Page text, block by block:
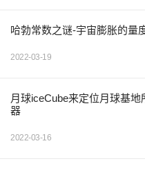
哈勃常数之谜-宇宙膨胀的量
2022-03-19
月球iceCube来定位月球基
器
2022-03-16